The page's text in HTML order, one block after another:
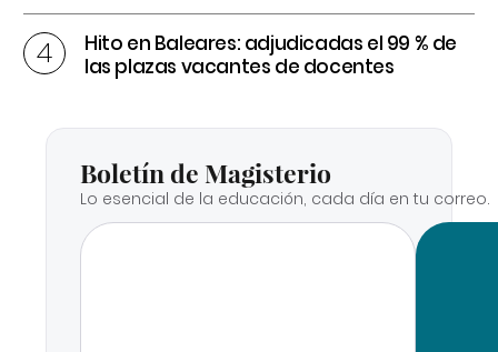
Hito en Baleares: adjudicadas el 99 % de
las plazas vacantes de docentes
Boletín de Magisterio
Lo esencial de la educación, cada día en tu correo.